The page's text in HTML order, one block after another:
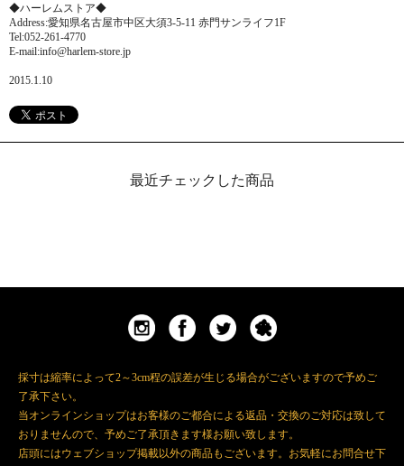
◆ハーレムストア◆
Address:愛知県名古屋市中区大須3-5-11 赤門サンライフ1F
Tel:052-261-4770
E-mail:info@harlem-store.jp
2015.1.10
最近チェックした商品
採寸は縮率によって2～3cm程の誤差が生じる場合がございますので予めご
了承下さい。
当オンラインショップはお客様のご都合による返品・交換のご対応は致して
おりませんので、予めご了承頂きます様お願い致します。
店頭にはウェブショップ掲載以外の商品もございます。お気軽にお問合せ下